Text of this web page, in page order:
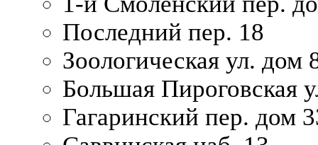
Последний пер. 18
Зоологическая ул. дом
Большая Пироговская
Гагаринский пер. дом